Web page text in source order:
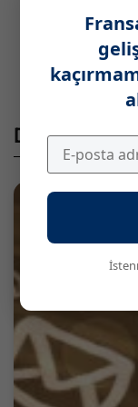
Kültürü)
Kesin
posta
Diğer